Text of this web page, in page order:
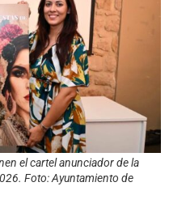
el cartel anunciador de la
Foto: Ayuntamiento de